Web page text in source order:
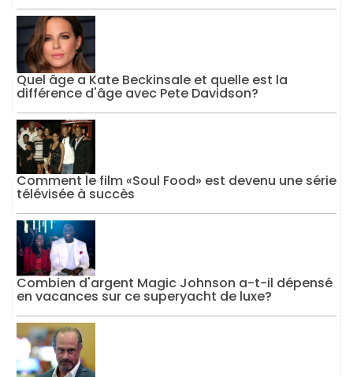
Quel âge a Kate Beckinsale et quelle est la
différence d'âge avec Pete Davidson?
Comment le film «Soul Food» est devenu une série
télévisée à succès
Combien d'argent Magic Johnson a-t-il dépensé
en vacances sur ce superyacht de luxe?